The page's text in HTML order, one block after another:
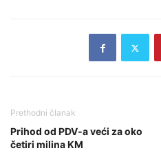
Prethodni članak
Prihod od PDV-a veći za oko
četiri milina KM